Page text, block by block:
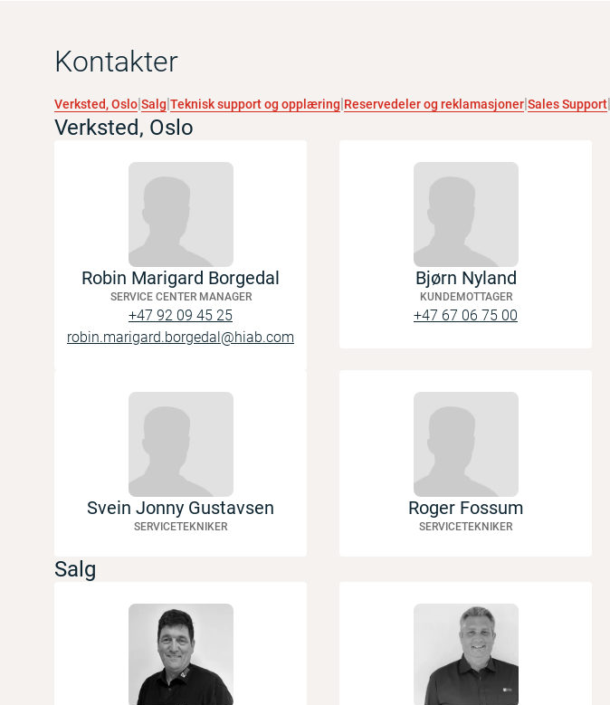
Kontakter
Verksted, Oslo Salg Teknisk support og opplæring Reservedeler og reklamasjoner Sales Support
Verksted, Oslo
Robin Marigard Borgedal
SERVICE CENTER MANAGER
+47 92 09 45 25
robin.marigard.borgedal@hiab.com
Bjørn Nyland
KUNDEMOTTAGER
+47 67 06 75 00
Svein Jonny Gustavsen
SERVICETEKNIKER
Roger Fossum
SERVICETEKNIKER
Salg